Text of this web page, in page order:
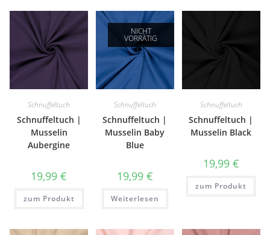
Schnuffeltuch
Schnuffeltuch |
Musselin
Aubergine
19,99€
zum Produkt
NICHT
VORRÄTIG
Schnuffeltuch
Schnuffeltuch |
Musselin Baby
Blue
19,99 €
Weiterlesen
Schnuffeltuch
Schnuffeltuch |
Musselin Black
19,99 €
zum Produkt